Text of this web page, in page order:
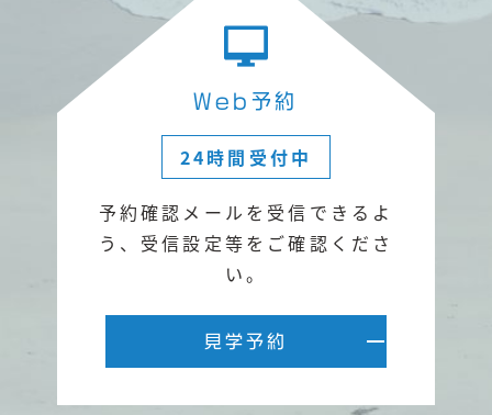
Web予約
24時間受付中
予約確認メールを受信できるよ
う、 受信設定等をご確認くださ
い。
見学予約